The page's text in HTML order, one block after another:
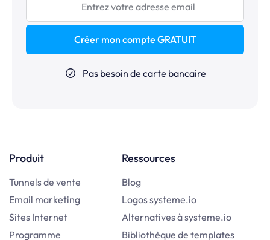
Créer mon compte GRATUIT
Pas besoin de carte bancaire
Produit
Tunnels de vente
Email marketing
Sites Internet
Programme
Ressources
Blog
Logos systeme.io
Alternatives à systeme.io
Bibliothèque de templates